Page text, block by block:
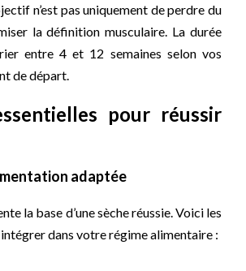
n’est pas uniquement de perdre du
la définition musculaire. La durée
entre 4 et 12 semaines selon vos
de départ.
pour réussir
adaptée
la base d’une sèche réussie. Voici les
dans votre régime alimentaire :